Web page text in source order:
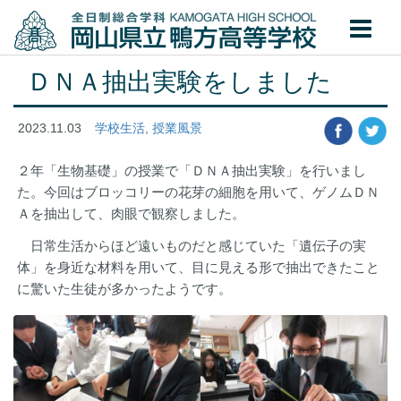
ＤＮＡ抽出実験をしました
2023.11.03 学校生活 授業風景
２年「生物基礎」の授業で「ＤＮＡ抽出実験」を行いまし
た。今回はブロッコリーの花芽の細胞を用いて、ゲノムＤＮ
Ａを抽出して、肉眼で観察しました。
日常生活からほど遠いものだと感じていた「遺伝子の実
体」を身近な材料を用いて、目に見える形で抽出できたこと
に驚いた生徒が多かったようです。